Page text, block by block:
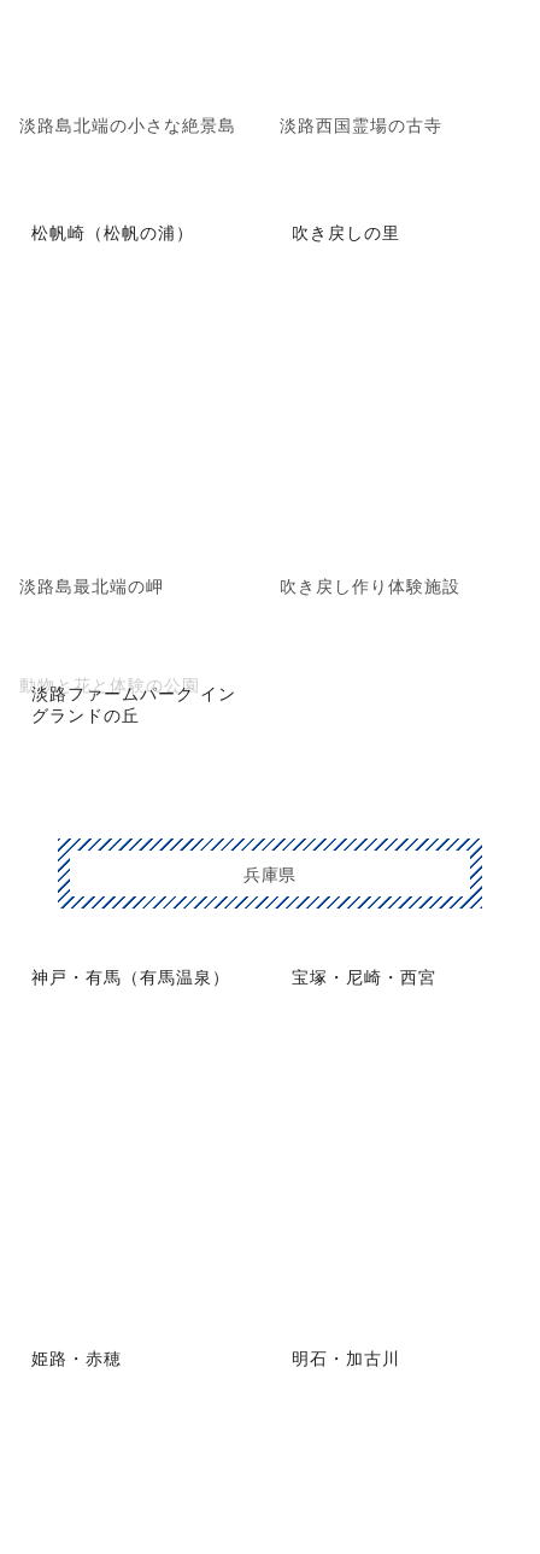
淡路島北端の小さな絶景島 淡路西国霊場の古寺
松帆崎（松帆の浦）
淡路島最北端の岬
吹き戻しの里
吹き戻し作り体験施設
淡路ファームパーク イン
グランドの丘
動物と花と体験の公園
兵庫県
神戸・有馬（有馬温泉） 宝塚・尼崎・西宮
姫路・赤穂 明石・加古川